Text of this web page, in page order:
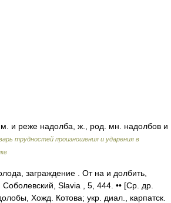
и реже надолба, ж., род. мн. надолбов и
трудностей произношения и ударения в
заграждение . От на и долбить,
Slavia , 5, 444. •• [Ср. др.
Хожд. Котова; укр. диал., карпатск.